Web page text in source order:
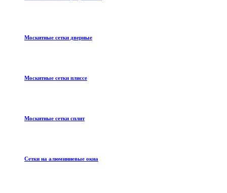
Москитные сетки дверные
Москитные сетки плиссе
Москитные сетки сплит
Сетки на алюминиевые окна